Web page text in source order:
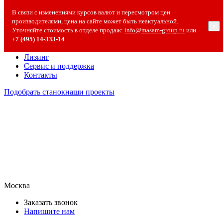
В связи с изменениями курсов валют и пересмотром цен
производителями, цена на сайте может быть неактуальной.
Уточняйте стоимость в отделе продаж: info@masam-group.ru или
+7 (495) 14‑333‑14
О компании
О компании
Полезная информация
Вакансии
Лизинг
Сервис и поддержка
Контакты
Подобрать станокнаши проекты
Москва
Заказать звонок
Напишите нам